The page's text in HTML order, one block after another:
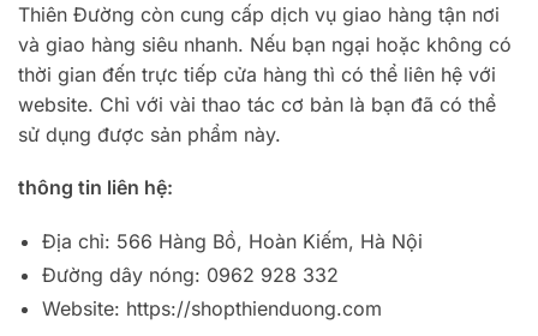
Thiên Đường còn cung cấp dịch vụ giao hàng tận nơi
và giao hàng siêu nhanh. Nếu bạn ngại hoặc không có
thời gian đến trực tiếp cửa hàng thì có thể liên hệ với
website. Chỉ với vài thao tác cơ bản là bạn đã có thể
sử dụng được sản phẩm này.
thông tin liên hệ:
Địa chỉ: 566 Hàng Bồ, Hoàn Kiếm, Hà Nội
Đường dây nóng: 0962 928 332
Website: https://shopthienduong.com